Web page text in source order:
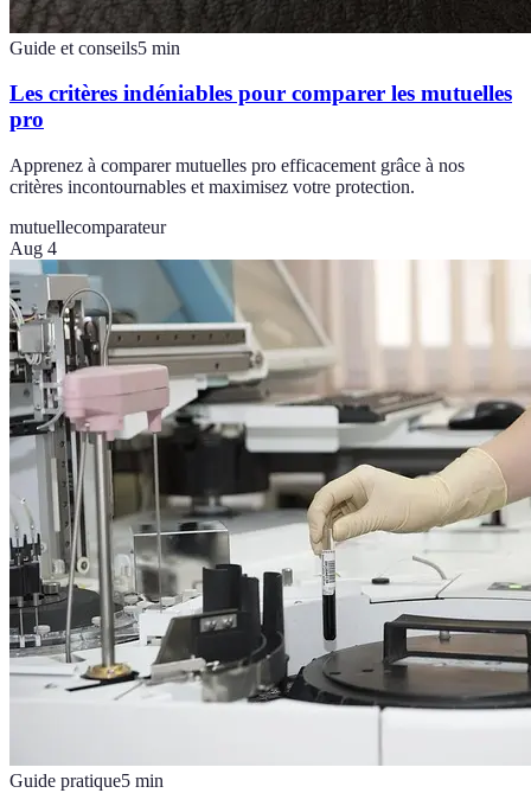
Guide et conseils5 min
Les critères indéniables pour comparer les mutuelles
pro
Apprenez à comparer mutuelles pro efficacement grâce à nos
critères incontournables et maximisez votre protection.
mutuellecomparateur
Aug 4
Guide pratique5 min